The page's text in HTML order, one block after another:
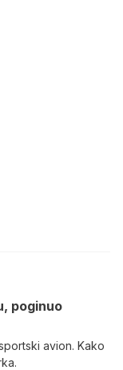
poginuo
avion. Kako